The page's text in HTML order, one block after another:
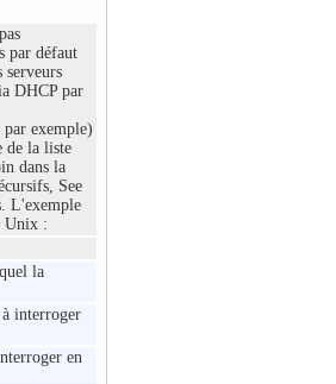
par défaut
DHCP par
exemple)
de la liste
dans la
See
L'exemple
Unix :
la
interroger
en